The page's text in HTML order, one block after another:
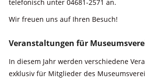
telefonisch unter 04681-2571 an.
Wir freuen uns auf Ihren Besuch!
Veranstaltungen für
In diesem Jahr werden verschiedene
exklusiv für Mitglieder des